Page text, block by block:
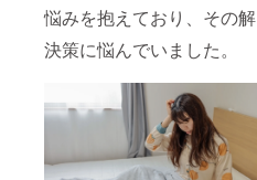
悩みを抱えており、その解
決策に悩んでいました。